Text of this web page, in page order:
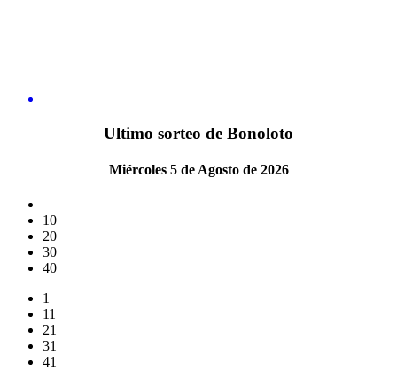
Ultimo sorteo de Bonoloto
Miércoles 5 de Agosto de 2026
10
20
30
40
1
11
21
31
41